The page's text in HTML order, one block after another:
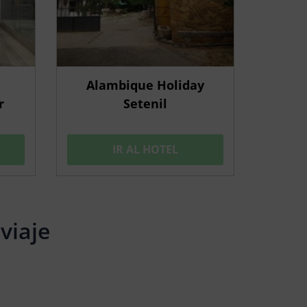
Alambique Holiday
Setenil
IR AL HOTEL